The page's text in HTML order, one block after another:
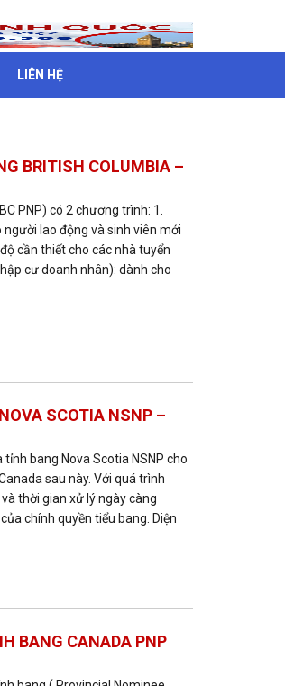
LIÊN HỆ
PNP) có 2 chương trình: 1.
lao động và sinh viên mới
cần thiết cho các nhà tuyển
cư doanh nhân): dành cho
SCOTIA NSNP –
bang Nova Scotia NSNP cho
sau này. Với quá trình
thời gian xử lý ngày càng
chính quyền tiểu bang. Diện
BANG CANADA PNP
bang ( Provincial Nominee
cư tại Canada. Chương trình